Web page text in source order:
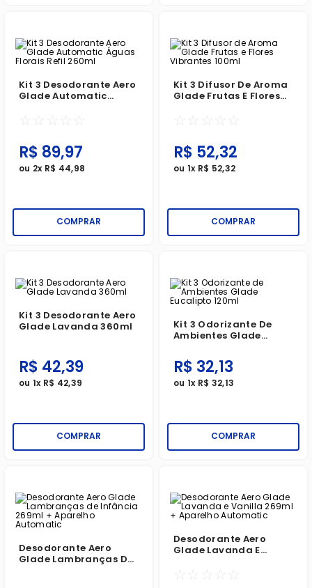
Kit 3 Desodorante Aero
Glade Automatic
260ml
☆ ☆ ☆ ☆ ☆
R$ 89,97
ou 2x R$ 44,98
COMPRAR
Kit 3 Difusor De Aroma
Glade Frutas E Flores
☆ ☆ ☆ ☆ ☆
R$ 52,32
ou 1x R$ 52,32
COMPRAR
Kit 3 Desodorante Aero
Glade Lavanda 360ml
R$ 42,39
ou 1x R$ 42,39
COMPRAR
Kit 3 Odorizante De
Ambientes Glade
R$ 32,13
ou 1x R$ 32,13
COMPRAR
Desodorante Aero
Glade Lambranças De
Desodorante Aero
Glade Lavanda E
Aparelho Automatic
☆ ☆ ☆ ☆ ☆